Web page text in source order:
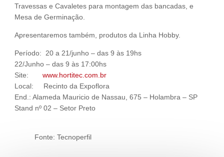
Travessas e Cavaletes para montagem das bancadas, e
Mesa de Germinação.
Apresentaremos também, produtos da Linha Hobby.
Período: 20 a 21/junho – das 9 às 19hs
22/Junho – das 9 às 17:00hs
Site: www.hortitec.com.br
Local: Recinto da Expoflora
End.: Alameda Mauricio de Nassau, 675 – Holambra – SP
Stand nº 02 – Setor Preto
Fonte: Tecnoperfil